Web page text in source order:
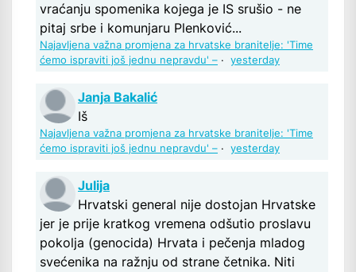
vraćanju spomenika kojega je IS srušio - ne
pitaj srbe i komunjaru Plenković...
Najavljena važna promjena za hrvatske branitelje: 'Time
ćemo ispraviti još jednu nepravdu' – · yesterday
Janja Bakalić
Iš
Najavljena važna promjena za hrvatske branitelje: 'Time
ćemo ispraviti još jednu nepravdu' – · yesterday
Julija
Hrvatski general nije dostojan Hrvatske
jer je prije kratkog vremena odšutio proslavu
pokolja (genocida) Hrvata i pečenja mladog
svećenika na ražnju od strane četnika. Niti